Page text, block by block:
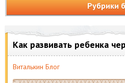
Рубрики
Как развивать ребенка
Виталькин Блог